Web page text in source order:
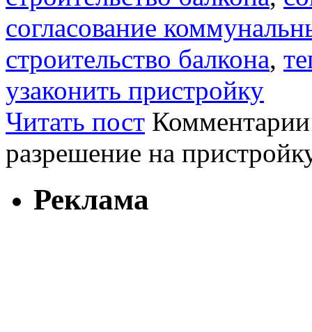
согласование
строительство балкона,
узаконить пристройку
Читать пост Комментарии
разрешение на
Реклама